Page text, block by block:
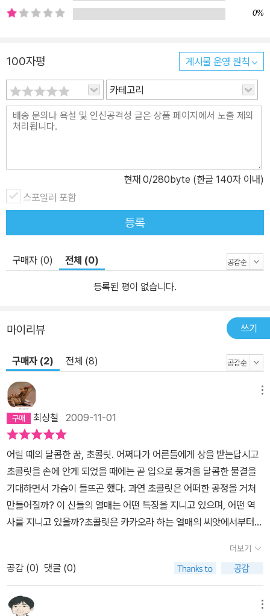
0%
100자평 게시물 운영 원칙
카테고리
현재 0/280byte (한글 140자 이내)
스포일러 포함
등록
구매자 (0) 전체 (0)
등록된 평이 없습니다.
마이리뷰 쓰기
구매자 (2) 전체 (8)
최상철 2009-11-01
어릴 때의 달콤한 꿈, 초콜릿. 어쩌다가 어른들에게 상을 받는답시고
초콜릿을 손에 안게 되었을 때에는 곧 입으로 풍겨올 달콤한 물결을
기대하면서 가슴이 들뜨곤 했다. 과연 초콜릿은 어떠한 공정을 거쳐
만들어질까? 이 신들의 열매는 어떤 특징을 지니고 있으며, 어떤 역
사를 지니고 있을까?초콜릿은 카카오라 하는 열매의 씨앗에서부터
했을 것이라 추정되었고, 카카오 씨앗을 공정해서 그 맛있는 초콜릿
을 만드는 것은 누가 시작했는지 잘 모른다. 이 쓴맛을 지닌 씨앗을 수
분을 빼서 볶은 후 다양한 공정을 거쳐 갈면 분말이 만들어진다. 이 분
말과 카카오 버터등을 이용하여 굳힌 것이 지금의 우리가 쉽게 생각
더보기
공감 (0) 댓글 (0)